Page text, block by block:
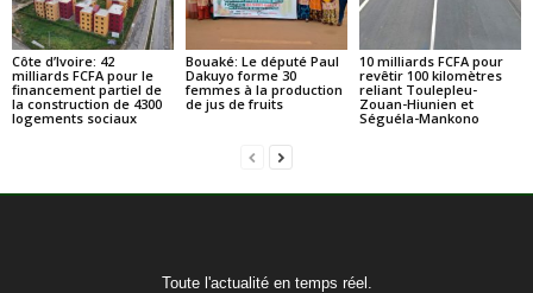
Côte d’Ivoire: 42
milliards FCFA pour le
financement partiel de
la construction de 4300
logements sociaux
Bouaké: Le député Paul
Dakuyo forme 30
femmes à la production
de jus de fruits
10 milliards FCFA pour
revêtir 100 kilomètres
reliant Toulepleu-
Zouan-Hiunien et
Séguéla-Mankono
Toute l'actualité en temps réel.